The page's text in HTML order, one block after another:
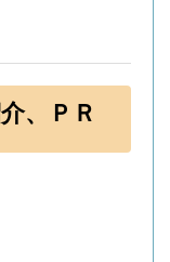
、ＰＲ